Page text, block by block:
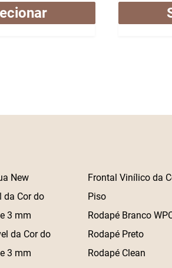
New
da Cor do
3 mm
da Cor do
3 mm
Frontal Vinílico da
Piso
Rodapé Branco
Rodapé Preto
Rodapé Clean